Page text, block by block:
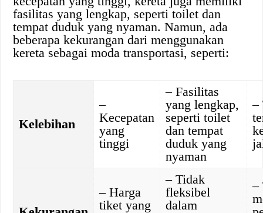
fasilitas yang lengkap, seperti toilet dan
tempat duduk yang nyaman. Namun, ada
beberapa kekurangan dari menggunakan
kereta sebagai moda transportasi, seperti:
Kelebihan
–
Kecepatan
yang
tinggi
– Fasilitas
yang lengkap,
seperti toilet
dan tempat
duduk yang
nyaman
–
– Harga
tiket yang
– Tidak
fleksibel
dalam
–